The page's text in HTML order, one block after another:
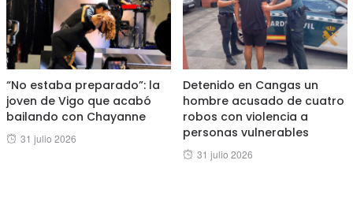
“No estaba preparado”: la
joven de Vigo que acabó
bailando con Chayanne
Posted
31 julio 2026
Detenido en Cangas un
hombre acusado de cuatro
robos con violencia a
personas vulnerables
Posted
31 julio 2026